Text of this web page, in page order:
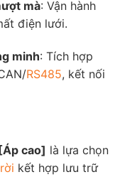
mà: Vận hành
điện lưới.
minh: Tích hợp
RS485, kết nối
cao] là lựa chọn
kết hợp lưu trữ